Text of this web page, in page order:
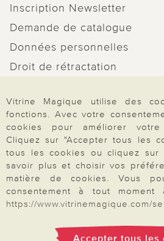
Inscription Newsletter
Demande de catalogue
Données personnelles
Droit de rétractation
Paiement & Livraison
À propos de nous
Vitrine Magique utilise des
fonctions. Avec votre
cookies pour améliorer votre
Cliquez sur "Accepter tous les
tous les cookies ou cliquez sur
savoir plus et choisir vos
matière de cookies. Vous
consentement à tout moment
https://www.vitrinemagique.com/
Accepter tous les